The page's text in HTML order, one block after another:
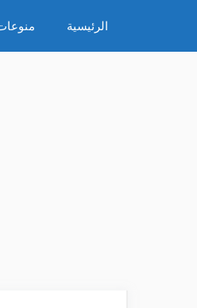
المحتوى
الرئيسية